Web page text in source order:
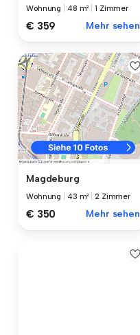
Wohnung 48 m² |1 Zimmer
€ 359 Mehr sehen
Magdeburg
Wohnung 43 m² |2 Zimmer
€ 350 Mehr sehen